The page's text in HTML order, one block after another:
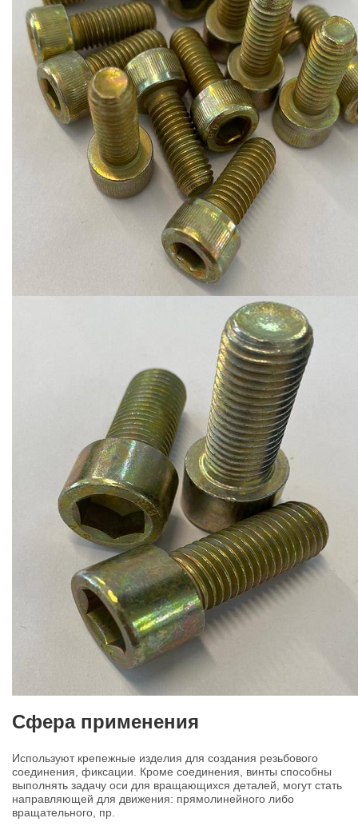
Сфера применения
Используют крепежные изделия для создания резьбового
соединения, фиксации. Кроме соединения, винты способны
выполнять задачу оси для вращающихся деталей, могут стать
направляющей для движения: прямолинейного либо
вращательного, пр.